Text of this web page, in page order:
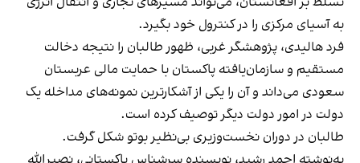
به آسیای مرکزی را در کنترول خود بگیرد.
فرد هالیدی، پژوهشگر غربی، ظهور طالبان را نتیجه دخالت
مستقیم و سازمان‌یافته پاکستان با حمایت مالی عربستان
سعودی می‌داند و آن را یکی از آشکارترین نمونه‌های مداخله یک
دولت در امور دولت دیگر توصیف کرده است.
طالبان در دوران نخست‌وزیری بی‌نظیر بوتو شکل گرفت.